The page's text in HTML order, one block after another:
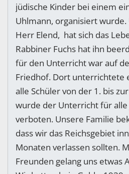
jüdische Kinder bei einem
Uhlmann, organisiert wurde.
Herr Elend, hat sich das
Rabbiner Fuchs hat ihn
für den Unterricht war auf
Friedhof. Dort unterrichtete
alle Schüler von der 1. bis
wurde der Unterricht für
verboten. Unsere Familie
dass wir das Reichsgebiet
Monaten verlassen sollten.
Freunden gelang uns etwas